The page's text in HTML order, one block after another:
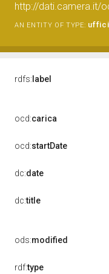
http://dati.camera.it/
AN ENTITY OF TYPE:
rdfs: label
ocd:carica
ocd:startDate
dc:date
dc:title
ods:modified
rdf:type